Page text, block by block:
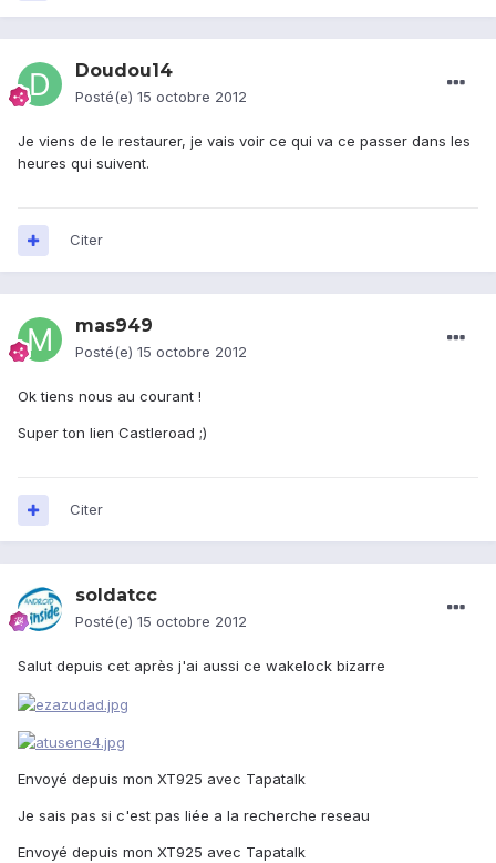
Doudou14
Posté(e) 15 octobre 2012
Je viens de le restaurer, je vais voir ce qui va ce passer dans les
heures qui suivent.
Citer
mas949
Posté(e) 15 octobre 2012
Ok tiens nous au courant !
Super ton lien Castleroad ;)
Citer
soldatcc
Posté(e) 15 octobre 2012
Salut depuis cet après j'ai aussi ce wakelock bizarre
Envoyé depuis mon XT925 avec Tapatalk
Je sais pas si c'est pas liée a la recherche reseau
Envoyé depuis mon XT925 avec Tapatalk